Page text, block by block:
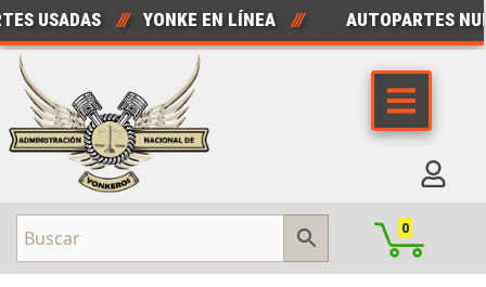
Saltar
al
contenido
USADAS /// YONKE EN LÍNEA /// AUTOPARTES
0